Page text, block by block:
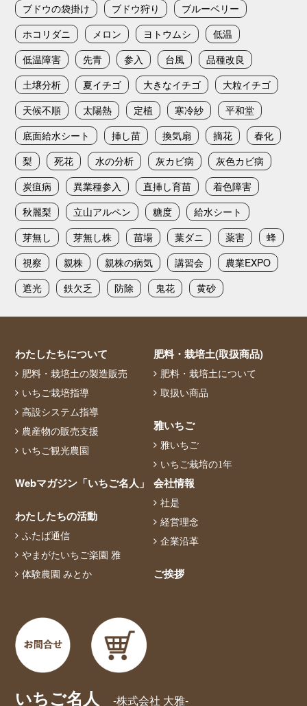
ブドウの袋掛け
ブドウ狩り
ブルーベリー
ホコリダニ
メロン ヨトウムシ
低温
低温障害
先青 参入 台風
品種改良
土壌分析
夏イチゴ 大きなイチゴ
大粒イチゴ
天候不順
太陽熱 定植 寒冷紗
平和堂
底面給水シート
挿し苗 換気扇 摘花
春化
梨
死花 水の分析 灰カビ病
灰色カビ病
炭疽病
異業種参入 直挿し育苗
着色障害
秋麗梨
立山アルペン 糖度
給水シート
芽無し
芽無し株 苗場 葉ダニ 薬害
蜂
視察
親株 親株の病気 講習会
農業EXPO
遮光
鉄欠乏 防除 鬼花 黄砂
わたしたちについて
肥料・栽培土の製造販売
いちご栽培指導
高設システム指導
農産物の販売支援
いちご観光農園
肥料・栽培土(取扱商品)
肥料・栽培土について
取扱い商品
雅いちご
雅いちご
いちご栽培の1年
Webマガジン「いちご名人」
わたしたちの活動
ふたば通信
やまがたいちご楽園 雅
体験農園 みとか
会社情報
社是
経営理念
企業沿革
ご挨拶
いちご名人 -株式会社 大雅-